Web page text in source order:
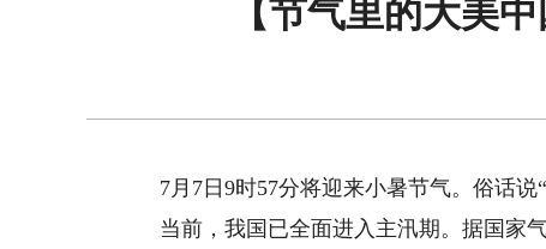
【节气里的大美
7月7日9时57分将迎来小暑节气。俗话说“
当前，我国已全面进入主汛期。据国家气